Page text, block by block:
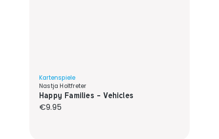
Kartenspiele
Nastja Holtfreter
Happy Families - Vehicles
Regular price:
€9.95